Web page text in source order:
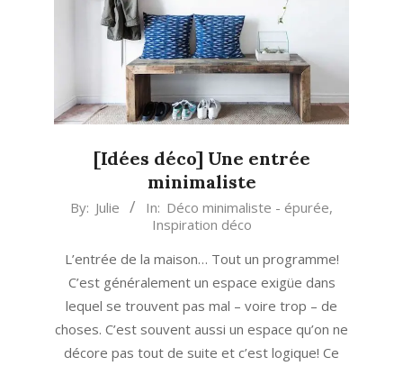
[Idées déco] Une entrée
minimaliste
2018-
11
By: Julie In: Déco minimaliste - épurée,
Inspiration déco
L’entrée de la maison… Tout un programme!
C’est généralement un espace exigüe dans
lequel se trouvent pas mal – voire trop – de
choses. C’est souvent aussi un espace qu’on ne
décore pas tout de suite et c’est logique! Ce